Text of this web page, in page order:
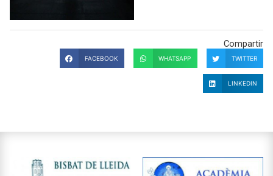
Compartir
FACEBOOK WHATSAPP TWITTER
LINKEDIN